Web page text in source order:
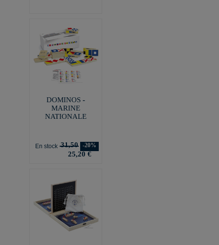
DOMINOS -
MARINE
NATIONALE
En stock 31,50 -20%
25,20 €